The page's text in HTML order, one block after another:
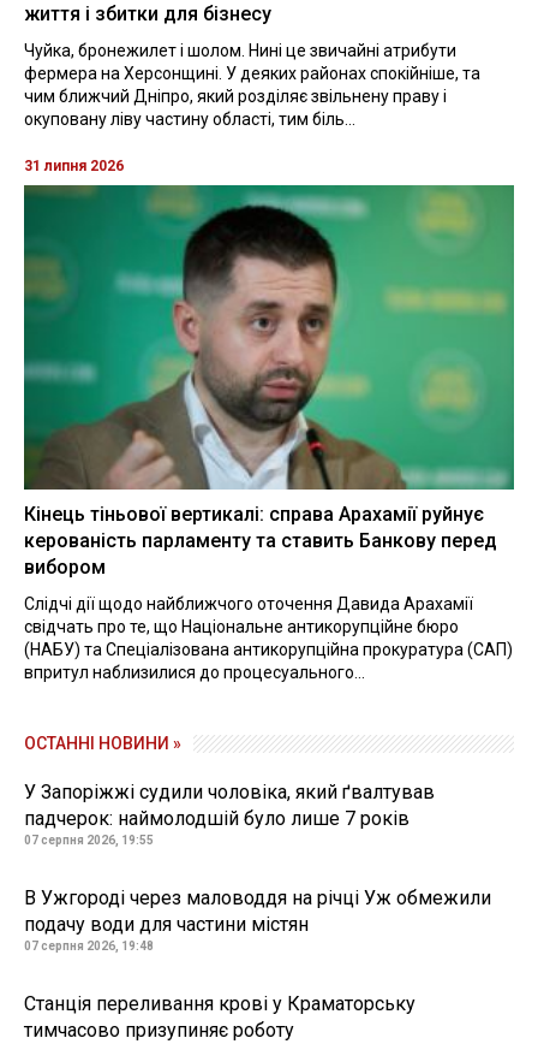
життя і збитки для бізнесу
Чуйка, бронежилет і шолом. Нині це звичайні атрибути
фермера на Херсонщині. У деяких районах спокійніше, та
чим ближчий Дніпро, який розділяє звільнену праву і
окуповану ліву частину області, тим біль...
31 липня 2026
Кінець тіньової вертикалі: справа Арахамії руйнує
керованість парламенту та ставить Банкову перед
вибором
Слідчі дії щодо найближчого оточення Давида Арахамії
свідчать про те, що Національне антикорупційне бюро
(НАБУ) та Спеціалізована антикорупційна прокуратура (САП)
впритул наблизилися до процесуального...
ОСТАННІ НОВИНИ »
У Запоріжжі судили чоловіка, який ґвалтував
падчерок: наймолодшій було лише 7 років
07 серпня 2026, 19:55
В Ужгороді через маловоддя на річці Уж обмежили
подачу води для частини містян
07 серпня 2026, 19:48
Станція переливання крові у Краматорську
тимчасово призупиняє роботу